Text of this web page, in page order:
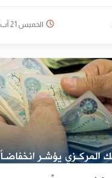
الخميس 21 آب 2025